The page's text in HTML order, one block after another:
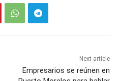
Next article
Empresarios se reúnen en